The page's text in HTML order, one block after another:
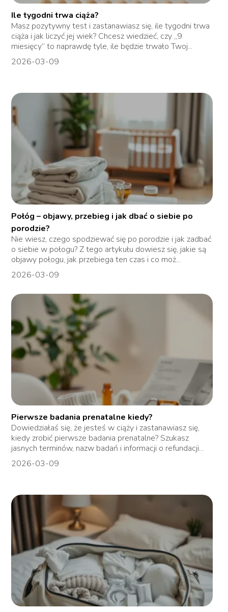
Ile tygodni trwa ciąża?
Masz pozytywny test i zastanawiasz się, ile tygodni trwa
ciąża i jak liczyć jej wiek? Chcesz wiedzieć, czy „9
miesięcy” to naprawdę tyle, ile będzie trwało Twoj...
2026-03-09
Połóg – objawy, przebieg i jak dbać o siebie po
porodzie?
Nie wiesz, czego spodziewać się po porodzie i jak zadbać
o siebie w połogu? Z tego artykułu dowiesz się, jakie są
objawy połogu, jak przebiega ten czas i co moż...
2026-03-09
Pierwsze badania prenatalne kiedy?
Dowiedziałaś się, że jesteś w ciąży i zastanawiasz się,
kiedy zrobić pierwsze badania prenatalne? Szukasz
jasnych terminów, nazw badań i informacji o refundacji...
2026-03-09